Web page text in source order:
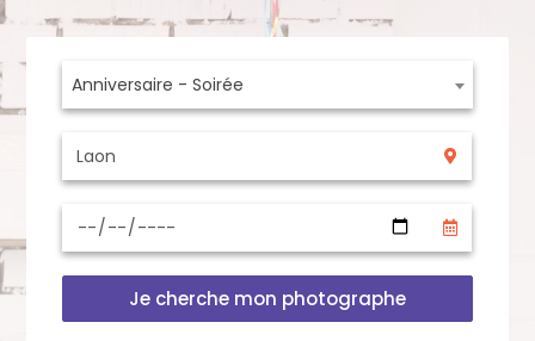
Anniversaire - Soirée
Je cherche mon photographe